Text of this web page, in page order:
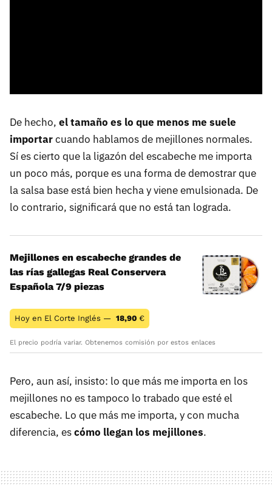
De hecho, el tamaño es lo que menos me suele
importarcuando hablamos de mejillones normales.
Sí es cierto que la ligazón del escabeche me importa
un poco más, porque es una forma de demostrar que
la salsa base está bien hecha y viene emulsionada. De
lo contrario, significará que no está tan lograda.
Mejillones en escabeche grandes de
las rías gallegas Real Conservera
Española 7/9 piezas
Hoy en El Corte Inglés — 18,90 €
El precio podría variar. Obtenemos comisión por estos enlaces
Pero, aun así, insisto: lo que más me importa en los
mejillones no es tampoco lo trabado que esté el
escabeche. Lo que más me importa, y con mucha
diferencia, escómo llegan los mejillones.